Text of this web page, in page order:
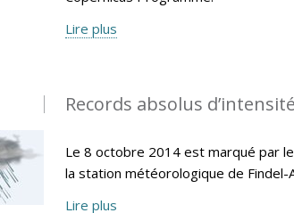
Lire plus
Records absolus
Le 8 octobre 2014 est marqué par
la station météorologique de
Lire plus